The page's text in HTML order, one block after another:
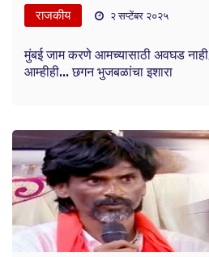
राजकीय २ सप्टेंबर २०२५
मुंबई जाम करणे आमच्यासाठी अवघड
आम्हीही... छगन भुजबळांचा इशारा